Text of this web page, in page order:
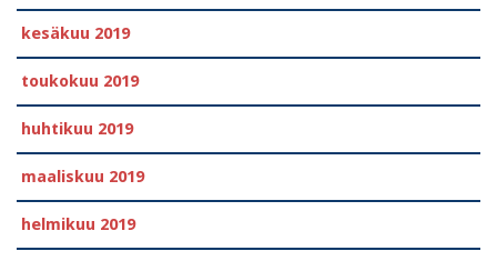
kesäkuu 2019
toukokuu 2019
huhtikuu 2019
maaliskuu 2019
helmikuu 2019